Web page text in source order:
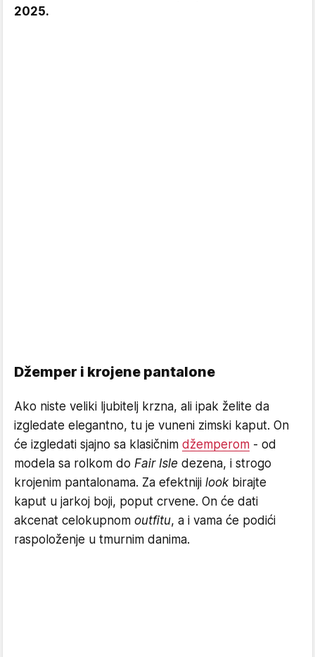
2025.
Džemper i krojene pantalone
Ako niste veliki ljubitelj krzna, ali ipak želite da
izgledate elegantno, tu je vuneni zimski kaput. On
će izgledati sjajno sa klasičnim džemperom - od
modela sa rolkom do Fair Isle dezena, i strogo
krojenim pantalonama. Za efektniji lookbirajte
kaput u jarkoj boji, poput crvene. On će dati
akcenat celokupnom outfitu, a i vama će podići
raspoloženje u tmurnim danima.